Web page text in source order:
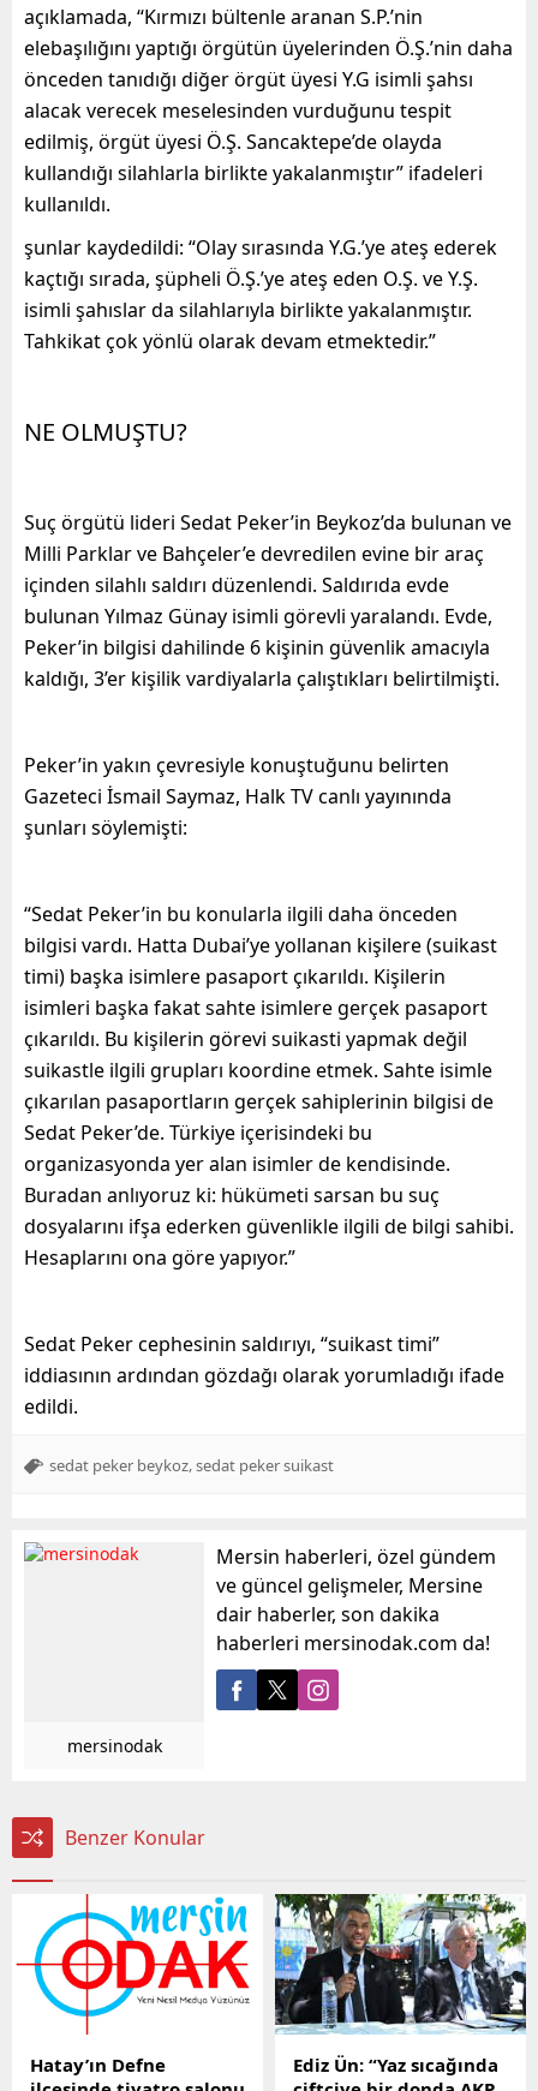
açıklamada, “Kırmızı bültenle aranan S.P.’nin
elebaşılığını yaptığı örgütün üyelerinden Ö.Ş.’nin daha
önceden tanıdığı diğer örgüt üyesi Y.G isimli şahsı
alacak verecek meselesinden vurduğunu tespit
edilmiş, örgüt üyesi Ö.Ş. Sancaktepe’de olayda
kullandığı silahlarla birlikte yakalanmıştır” ifadeleri
kullanıldı.
şunlar kaydedildi: “Olay sırasında Y.G.’ye ateş ederek
kaçtığı sırada, şüpheli Ö.Ş.’ye ateş eden O.Ş. ve Y.Ş.
isimli şahıslar da silahlarıyla birlikte yakalanmıştır.
Tahkikat çok yönlü olarak devam etmektedir.”
NE OLMUŞTU?
Suç örgütü lideri Sedat Peker’in Beykoz’da bulunan ve
Milli Parklar ve Bahçeler’e devredilen evine bir araç
içinden silahlı saldırı düzenlendi. Saldırıda evde
bulunan Yılmaz Günay isimli görevli yaralandı. Evde,
Peker’in bilgisi dahilinde 6 kişinin güvenlik amacıyla
kaldığı, 3’er kişilik vardiyalarla çalıştıkları belirtilmişti.
Peker’in yakın çevresiyle konuştuğunu belirten
Gazeteci İsmail Saymaz, Halk TV canlı yayınında
şunları söylemişti:
“Sedat Peker’in bu konularla ilgili daha önceden
bilgisi vardı. Hatta Dubai’ye yollanan kişilere (suikast
timi) başka isimlere pasaport çıkarıldı. Kişilerin
isimleri başka fakat sahte isimlere gerçek pasaport
çıkarıldı. Bu kişilerin görevi suikasti yapmak değil
suikastle ilgili grupları koordine etmek. Sahte isimle
çıkarılan pasaportların gerçek sahiplerinin bilgisi de
Sedat Peker’de. Türkiye içerisindeki bu
organizasyonda yer alan isimler de kendisinde.
Buradan anlıyoruz ki: hükümeti sarsan bu suç
dosyalarını ifşa ederken güvenlikle ilgili de bilgi sahibi.
Hesaplarını ona göre yapıyor.”
Sedat Peker cephesinin saldırıyı, “suikast timi”
iddiasının ardından gözdağı olarak yorumladığı ifade
edildi.
sedat peker beykoz sedat peker suikast
mersinodak
Mersin haberleri, özel gündem
ve güncel gelişmeler, Mersine
dair haberler, son dakika
haberleri mersinodak.com da!
Benzer Konular
Hatay’ın Defne
Ediz Ün: “Yaz sıcağında